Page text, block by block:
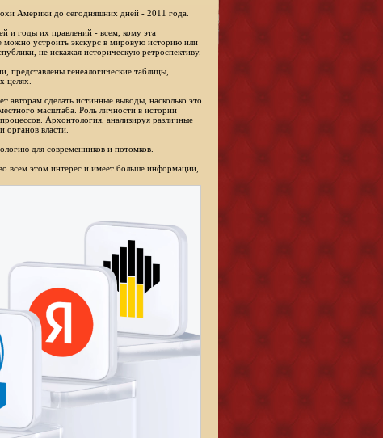
Америки до сегодняшних дней - 2011 года.
и годы их правлений - всем, кому эта
можно устроить экскурс в мировую историю или
не искажая историческую ретроспективу.
генеалогические таблицы,
целях.
авторам сделать истинные выводы, насколько это
масштаба. Роль личности в истории
Архонтология, анализируя различные
органов власти.
для современников и потомков.
всем этом интерес и имеет больше информации,